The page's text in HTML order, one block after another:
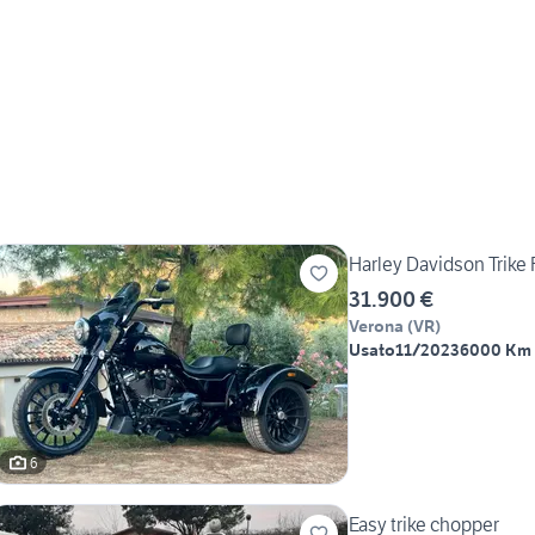
6
Harley Davidson
31.900 €
Verona (VR)
Usato11/20236000 Km
Easy trike chopper